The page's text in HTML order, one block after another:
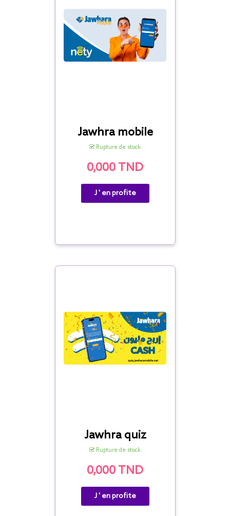
Jawhra mobile
Rupture de stock
0,000 TND
J ' en profite
Jawhra quiz
Rupture de stock
0,000 TND
J ' en profite